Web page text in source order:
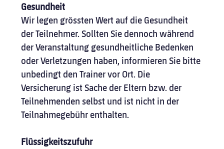
Gesundheit
Wir legen grössten Wert auf die Gesundheit
der Teilnehmer. Sollten Sie dennoch während
der Veranstaltung gesundheitliche Bedenken
oder Verletzungen haben, informieren Sie bitte
unbedingt den Trainer vor Ort. Die
Versicherung ist Sache der Eltern bzw. der
Teilnehmenden selbst und ist nicht in der
Teilnahmegebühr enthalten.
Flüssigkeitszufuhr